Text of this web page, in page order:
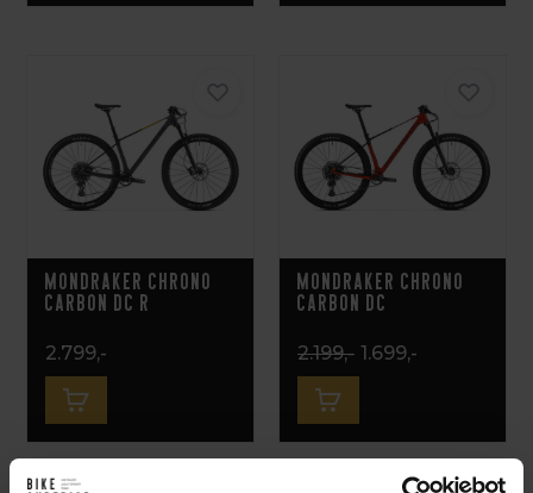
Mondraker Chrono
Carbon DC R
2.799,-
Mondraker Chrono
Carbon DC
2.199,- 1.699,-